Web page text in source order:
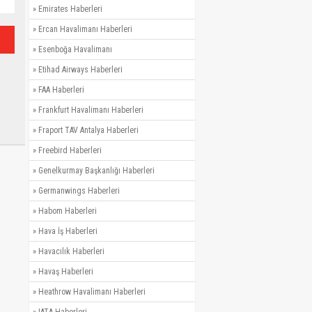
» Emirates Haberleri
» Ercan Havalimanı Haberleri
» Esenboğa Havalimanı
» Etihad Airways Haberleri
» FAA Haberleri
» Frankfurt Havalimanı Haberleri
» Fraport TAV Antalya Haberleri
» Freebird Haberleri
» Genelkurmay Başkanlığı Haberleri
» Germanwings Haberleri
» Habom Haberleri
» Hava İş Haberleri
» Havacılık Haberleri
» Havaş Haberleri
» Heathrow Havalimanı Haberleri